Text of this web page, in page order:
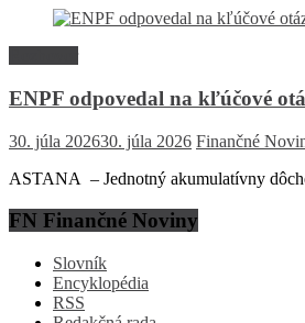
ENPF odpovedal na kľúčové
30. júla 202630. júla 2026 Finančné
ASTANA – Jednotný akumulatívny
FN Finančné Noviny
Slovník
Encyklopédia
RSS